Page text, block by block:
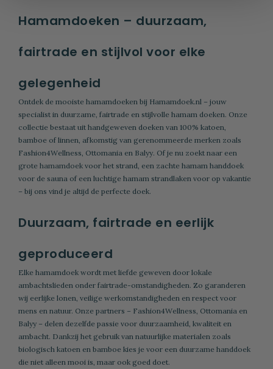
Hamamdoeken – duurzaam,
fairtrade en stijlvol voor elke
gelegenheid
Ontdek de mooiste hamamdoeken bij Hamamdoek.nl – jouw
specialist in duurzame, fairtrade en stijlvolle hamam doeken. Onze
collectie bestaat uit handgeweven doeken van 100% katoen,
bamboe of linnen, afkomstig van gerenommeerde merken zoals
Fashion4Wellness, Ottomania en Balyy. Of je nu zoekt naar een
grote hamamdoek voor het strand, een zachte hamam handdoek
voor de sauna of een luchtige hamam strandlaken voor op vakantie
– bij ons vind je altijd de perfecte doek.
Duurzaam, fairtrade en eerlijk
geproduceerd
Elke hamamdoek wordt met liefde geweven door lokale
ambachtslieden onder fairtrade-omstandigheden. Zo garanderen
wij eerlijke lonen, veilige werkomstandigheden en respect voor
mens en natuur. Onze partners – Fashion4Wellness, Ottomania en
Balyy – delen dezelfde passie voor duurzaamheid, kwaliteit en
ambacht. Dankzij het gebruik van natuurlijke materialen zoals
biologisch katoen en bamboe kies je voor een duurzame handdoek
die niet alleen mooi is, maar ook goed doet.